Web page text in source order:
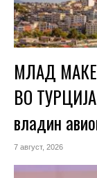
МЛАД
ВО
владин
7 август, 2026